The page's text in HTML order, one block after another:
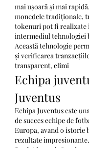
mai ușoară și mai
monedele tradiționale,
tokenuri pot fi realizate
intermediul tehnologiei
Această tehnologie
și verificarea
transparent, elimi
Echipa
Juventus
Echipa Juventus este
de succes echipe de
Europa, avand o istorie
rezultate